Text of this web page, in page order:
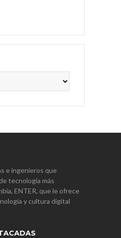
e ingenieros que
tecnología más
ENTER, que le ofrece
y cultura digital